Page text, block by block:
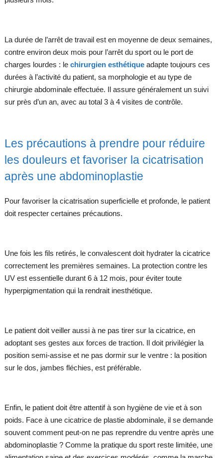
La durée de l’arrêt de travail est en moyenne de deux semaines,
contre environ deux mois pour l’arrêt du sport ou le port de
charges lourdes : le chirurgien esthétiqueadapte toujours ces
durées à l’activité du patient, sa morphologie et au type de
chirurgie abdominale effectuée. Il assure généralement un suivi
sur près d’un an, avec au total 3 à 4 visites de contrôle.
Les précautions à prendre pour réduire
les douleurs et favoriser la cicatrisation
après une abdominoplastie
Pour favoriser la cicatrisation superficielle et profonde, le patient
doit respecter certaines précautions.
Une fois les fils retirés, le convalescent doit hydrater la cicatrice
correctement les premières semaines. La protection contre les
UV est essentielle durant 6 à 12 mois, pour éviter toute
hyperpigmentation qui la rendrait inesthétique.
Le patient doit veiller aussi à ne pas tirer sur la cicatrice, en
adoptant ses gestes aux forces de traction. Il doit privilégier la
position semi-assise et ne pas dormir sur le ventre : la position
sur le dos, jambes fléchies, est préférable.
Enfin, le patient doit être attentif à son hygiène de vie et à son
poids. Face à une cicatrice de plastie abdominale, il se demande
souvent comment peut-on ne pas reprendre du ventre après une
abdominoplastie ? Comme la pratique du sport reste limitée, une